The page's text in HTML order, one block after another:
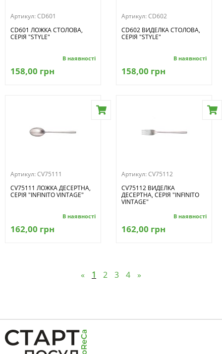
Артикул: CD601
CD601 ЛОЖКА СТОЛОВА,
СЕРІЯ "STYLE"
В наявності
158,00 грн
Артикул: CD602
CD602 ВИДЕЛКА СТОЛОВА,
СЕРІЯ "STYLE"
В наявності
158,00 грн
Артикул: CV75111
CV75111 ЛОЖКА ДЕСЕРТНА,
СЕРІЯ "INFINITO VINTAGE"
В наявності
162,00 грн
Артикул: CV75112
CV75112 ВИДЕЛКА
ДЕСЕРТНА, СЕРІЯ "INFINITO
VINTAGE"
В наявності
162,00 грн
« 1 2 3 4 »